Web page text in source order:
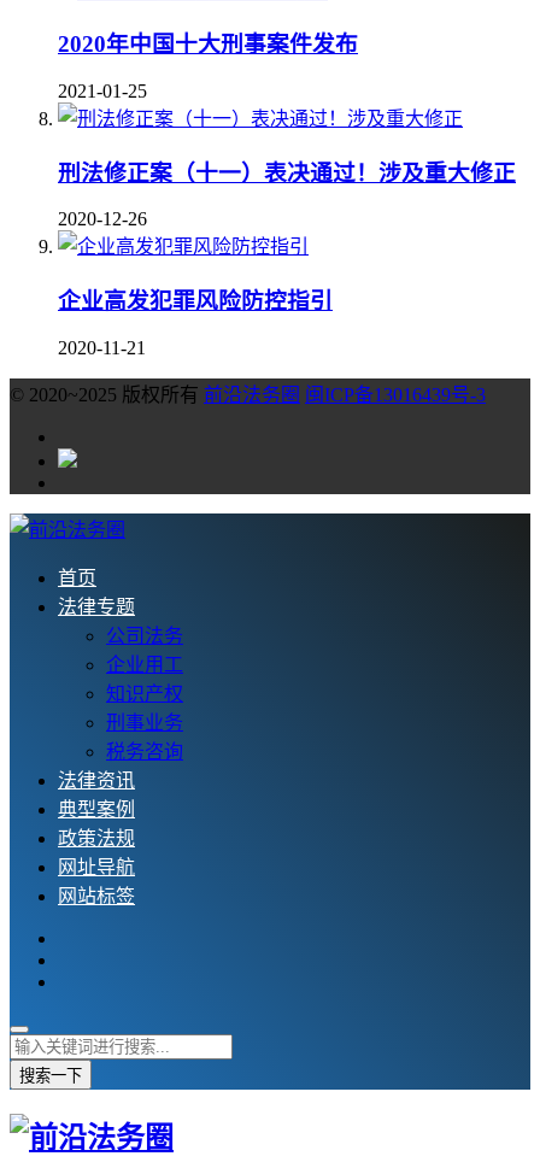
2020年中国十大刑事案件发布
2021-01-25
刑法修正案（十一）表决通过！涉及重大修正
2020-12-26
企业高发犯罪风险防控指引
2020-11-21
© 2020~2025 版权所有 前沿法务圈 闽ICP备13016439号-3
首页
法律专题
公司法务
企业用工
知识产权
刑事业务
税务咨询
法律资讯
典型案例
政策法规
网址导航
网站标签
搜索一下